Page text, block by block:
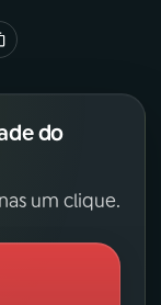
do
um clique.